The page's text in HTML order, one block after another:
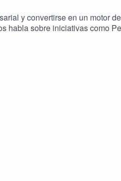
y convertirse en un motor
habla sobre iniciativas como
cómo SAP utiliza la
y cómo otras empresas
puede tener en la